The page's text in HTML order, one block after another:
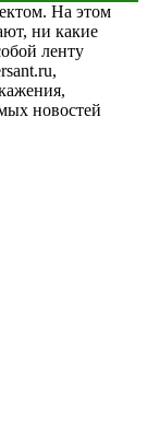
На этом
ни какие
ленту
новостей